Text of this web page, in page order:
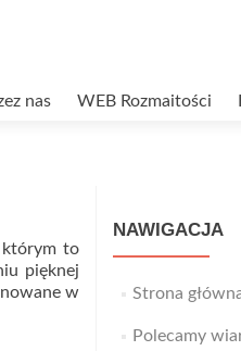
nas WEB Rozmaitości
którym to
pięknej
w
NAWIGACJA
Strona
Polecamy